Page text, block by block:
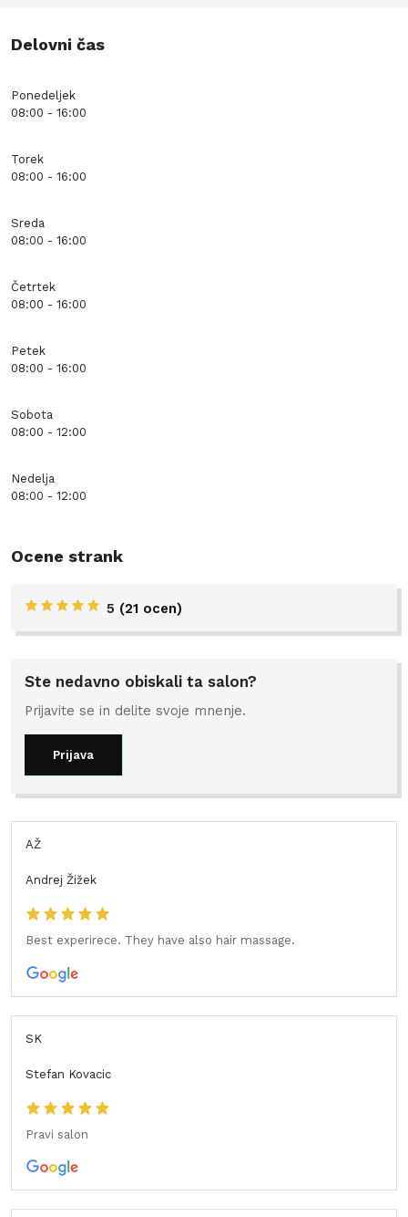
Delovni čas
Ponedeljek
08:00 - 16:00
Torek
08:00 - 16:00
Sreda
08:00 - 16:00
Četrtek
08:00 - 16:00
Petek
08:00 - 16:00
Sobota
08:00 - 12:00
Nedelja
08:00 - 12:00
Ocene strank
5 (21 ocen)
Ste nedavno obiskali ta salon?
Prijavite se in delite svoje mnenje.
Prijava
AŽ
Andrej Žižek
Best experirece. They have also hair massage.
SK
Stefan Kovacic
Pravi salon